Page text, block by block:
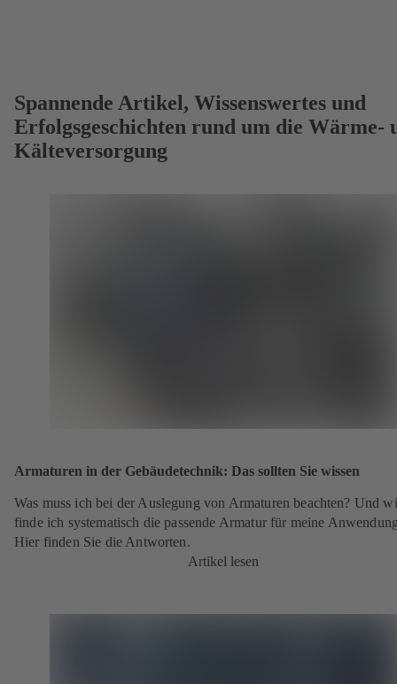
Spannende Artikel, Wissenswertes und
Erfolgsgeschichten rund um die Wärme-
Kälteversorgung
Armaturen in der Gebäudetechnik: Das sollten Sie wissen
Was muss ich bei der Auslegung von Armaturen beachten? Und
finde ich systematisch die passende Armatur für meine
Hier finden Sie die Antworten.
Artikel lesen